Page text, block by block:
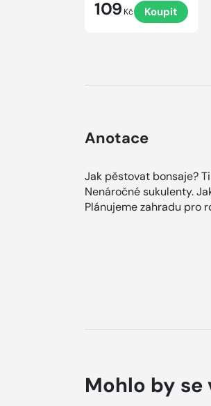
109 Kč Koupit
Anotace
Jak pěstovat bonsaje?
Nenáročné sukulenty.
Plánujeme zahradu pro
Mohlo by